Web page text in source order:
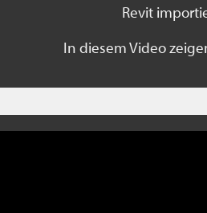
Revit
In diesem Video